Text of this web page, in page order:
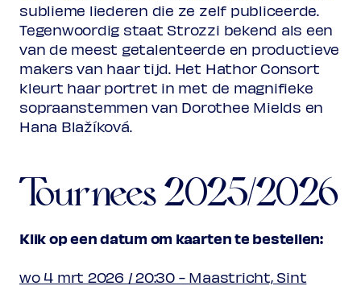
sublieme liederen die ze zelf publiceerde.
Tegenwoordig staat Strozzi bekend als een
van de meest getalenteerde en productieve
makers van haar tijd. Het Hathor Consort
kleurt haar portret in met de magnifieke
sopraanstemmen van Dorothee Mields en
Hana Blažíková.
Tournees 2025/2026
Klik op een datum om kaarten te bestellen:
wo 4 mrt 2026 / 20:30 - Maastricht, Sint